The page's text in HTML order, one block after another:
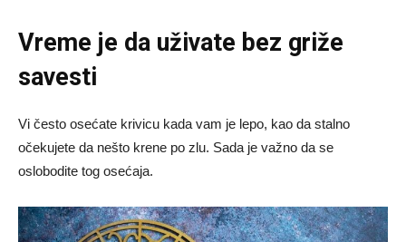
Vreme je da uživate bez griže
savesti
Vi često osećate krivicu kada vam je lepo, kao da stalno
očekujete da nešto krene po zlu. Sada je važno da se
oslobodite tog osećaja.